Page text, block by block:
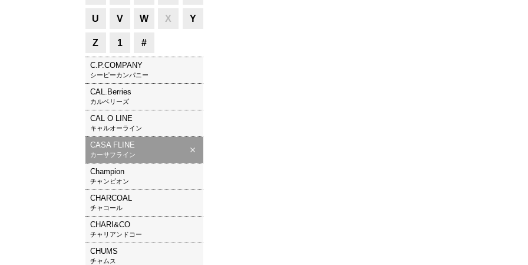
U V W X Y
Z 1 #
C.P.COMPANY
シーピーカンパニー
CAL.Berries
カルベリーズ
CAL O LINE
キャルオーライン
CASA FLINE
カーサフライン
Champion
チャンピオン
CHARCOAL
チャコール
CHARI&CO
チャリアンドコー
CHUMS
チャムス